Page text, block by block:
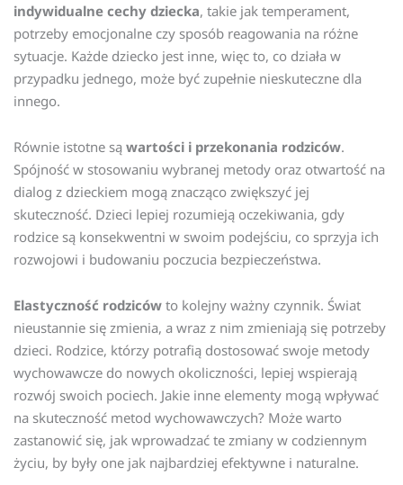
indywidualne cechy dziecka, takie jak temperament,
potrzeby emocjonalne czy sposób reagowania na różne
sytuacje. Każde dziecko jest inne, więc to, co działa w
przypadku jednego, może być zupełnie nieskuteczne dla
innego.
Równie istotne są wartości i przekonania rodziców.
Spójność w stosowaniu wybranej metody oraz otwartość na
dialog z dzieckiem mogą znacząco zwiększyć jej
skuteczność. Dzieci lepiej rozumieją oczekiwania, gdy
rodzice są konsekwentni w swoim podejściu, co sprzyja ich
rozwojowi i budowaniu poczucia bezpieczeństwa.
Elastyczność rodziców to kolejny ważny czynnik. Świat
nieustannie się zmienia, a wraz z nim zmieniają się potrzeby
dzieci. Rodzice, którzy potrafią dostosować swoje metody
wychowawcze do nowych okoliczności, lepiej wspierają
rozwój swoich pociech. Jakie inne elementy mogą wpływać
na skuteczność metod wychowawczych? Może warto
zastanowić się, jak wprowadzać te zmiany w codziennym
życiu, by były one jak najbardziej efektywne i naturalne.